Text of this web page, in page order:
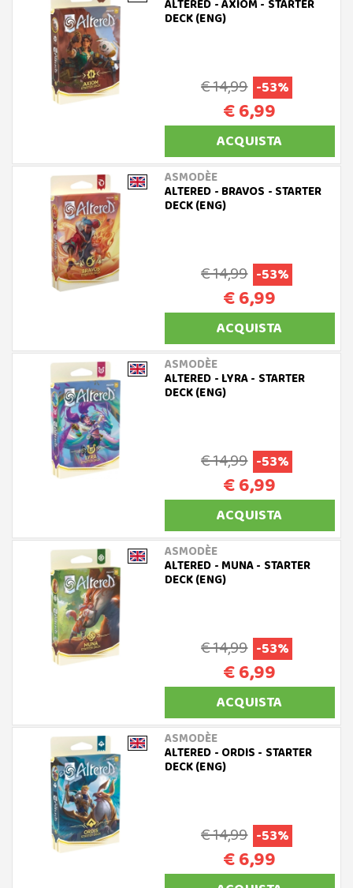
ALTERED - AXIOM - STARTER
DECK (ENG)
€ 14,99 -53%
€ 6,99
ACQUISTA
ASMODÈE
ALTERED - BRAVOS - STARTER
DECK (ENG)
€ 14,99 -53%
€ 6,99
ACQUISTA
ASMODÈE
ALTERED - LYRA - STARTER
DECK (ENG)
€ 14,99 -53%
€ 6,99
ACQUISTA
ASMODÈE
ALTERED - MUNA - STARTER
DECK (ENG)
€ 14,99 -53%
€ 6,99
ACQUISTA
ASMODÈE
ALTERED - ORDIS - STARTER
DECK (ENG)
€ 14,99 -53%
€ 6,99